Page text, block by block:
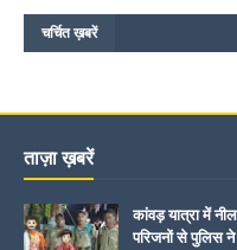
चर्चित ख़बरें
ताज़ा ख़बरें
कांवड़ यात्रा में
परिजनों से पुलिस